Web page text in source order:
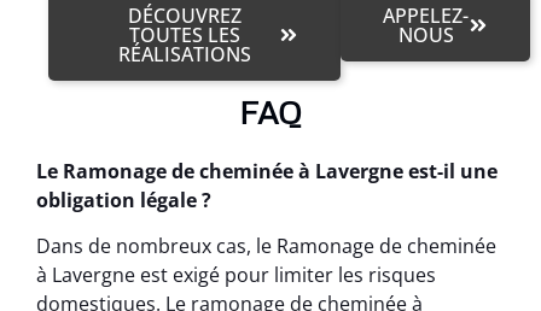
DÉCOUVREZ
TOUTES LES
RÉALISATIONS
APPELEZ-
NOUS
FAQ
Le Ramonage de cheminée à Lavergne est-il une
obligation légale ?
Dans de nombreux cas, le Ramonage de cheminée
à Lavergne est exigé pour limiter les risques
domestiques. Le ramonage de cheminée à